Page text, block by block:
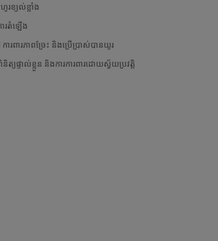
ខ្យល់ខ្លាំង
រតំឡើង
រពារភាពច្រែះ និងប្រើប្រាស់បានយូរ
ត្យផ្ទាល់ខ្លួន និងការការពារដោយស្វ័យប្រវត្តិ